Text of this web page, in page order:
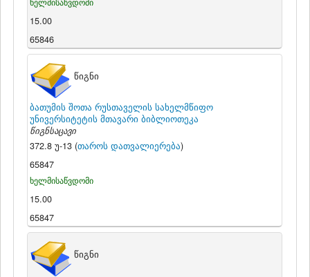
15.00
65846
წიგნი
ბათუმის შოთა რუსთაველის სახელმწიფო
უნივერსიტეტის მთავარი ბიბლიოთეკა
წიგნსაცავი
372.8 უ-13 (თაროს დათვალიერება)
65847
ხელმისაწვდომი
15.00
65847
წიგნი